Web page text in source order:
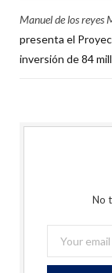
Manuel de los reyes
presenta el
inversión de 84
No